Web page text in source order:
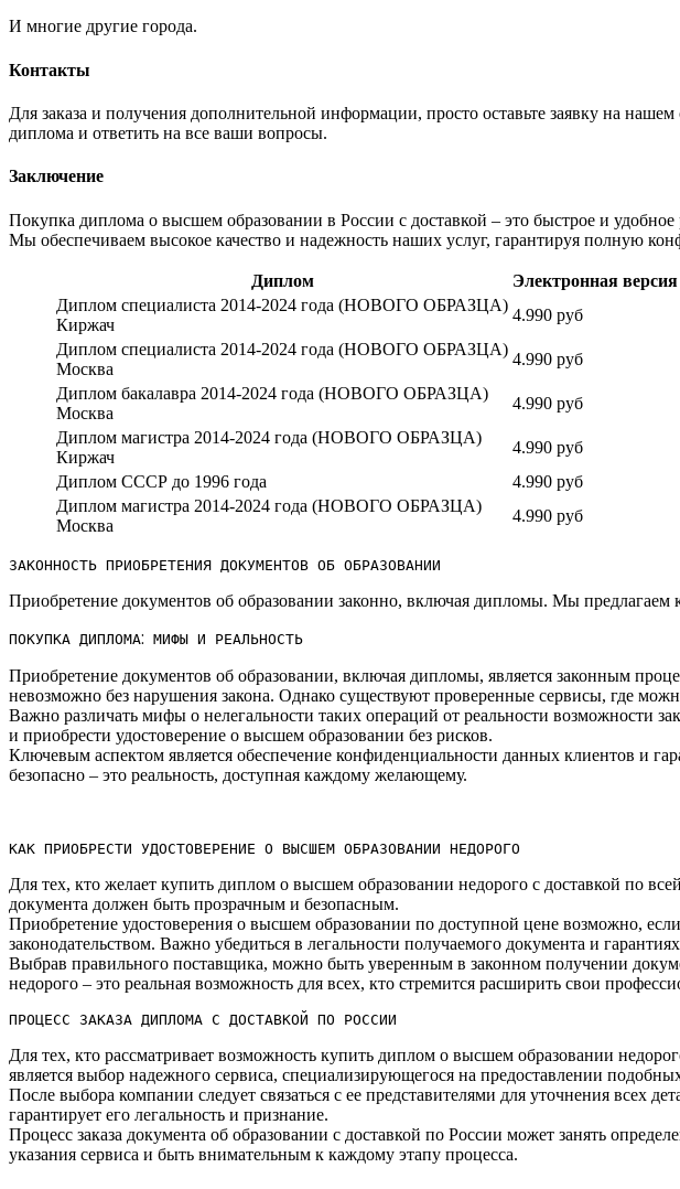
И многие другие города.
Контакты
Для заказа и получения дополнительной информации, просто оставьте заявку на
диплома и ответить на все ваши вопросы.
Заключение
Покупка диплома о высшем образовании в России с доставкой – это быстрое и
Мы обеспечиваем высокое качество и надежность наших услуг, гарантируя полную
Диплом Электронная
Диплом специалиста 2014-2024 года (НОВОГО ОБРАЗЦА)
Киржач
4.990 руб
Диплом специалиста 2014-2024 года (НОВОГО ОБРАЗЦА)
Москва
4.990 руб
Диплом бакалавра 2014-2024 года (НОВОГО ОБРАЗЦА)
Москва
4.990 руб
Диплом магистра 2014-2024 года (НОВОГО ОБРАЗЦА)
Киржач
4.990 руб
Диплом СССР до 1996 года
4.990 руб
Диплом магистра 2014-2024 года (НОВОГО ОБРАЗЦА)
Москва
4.990 руб
ЗАКОННОСТЬ ПРИОБРЕТЕНИЯ ДОКУМЕНТОВ ОБ ОБРАЗОВАНИИ
Приобретение документов об образовании законно, включая дипломы.​ Мы
ПОКУПКА ДИПЛОМА⁚ МИФЫ И РЕАЛЬНОСТЬ
Приобретение документов об образовании, включая дипломы, является законным
невозможно без нарушения закона.​ Однако существуют проверенные сервисы, где
Важно различать мифы о нелегальности таких операций от реальности возможности
и приобрести удостоверение о высшем образовании без рисков.​
Ключевым аспектом является обеспечение конфиденциальности данных клиентов и
безопасно – это реальность, доступная каждому желающему.​
КАК ПРИОБРЕСТИ УДОСТОВЕРЕНИЕ О ВЫСШЕМ ОБРАЗОВАНИИ НЕДОРОГО
Для тех, кто желает купить диплом о высшем образовании недорого с доставкой по
документа должен быть прозрачным и безопасным.​
Приобретение удостоверения о высшем образовании по доступной цене возможно,
законодательством.​ Важно убедиться в легальности получаемого документа и
Выбрав правильного поставщика, можно быть уверенным в законном получении
недорого – это реальная возможность для всех, кто стремится расширить свои
ПРОЦЕСС ЗАКАЗА ДИПЛОМА С ДОСТАВКОЙ ПО РОССИИ
Для тех, кто рассматривает возможность купить диплом о высшем образовании
является выбор надежного сервиса, специализирующегося на предоставлении
После выбора компании следует связаться с ее представителями для уточнения всех
гарантирует его легальность и признание.​
Процесс заказа документа об образовании с доставкой по России может занять
указания сервиса и быть внимательным к каждому этапу процесса.​